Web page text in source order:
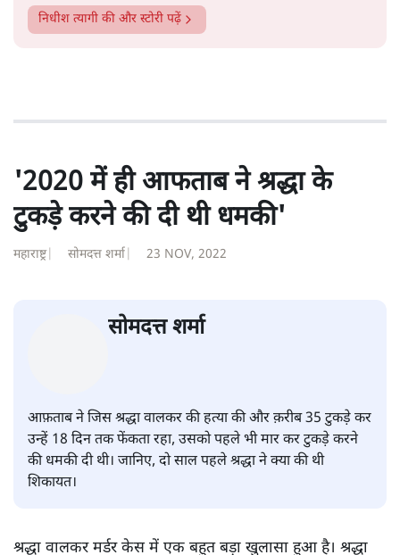
लेखक बीबीसी हिंदी के पूर्व संपादक और स्वतंत्र टिप्पणीकार हैं।
निधीश त्यागीकी और स्टोरी पढ़ें
टुकड़े करने की दी थी धमकी'
महाराष्ट्र | सोमदत्त शर्मा| 23 NOV, 2022